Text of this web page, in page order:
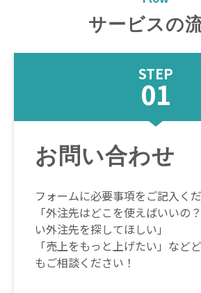
サービスの
STEP
01
お問い合わせ
フォームに必要事項をご記入くだ
「外注先はどこを使えばいいの
い外注先を探してほしい」
「売上をもっと上げたい」など
もご相談ください！